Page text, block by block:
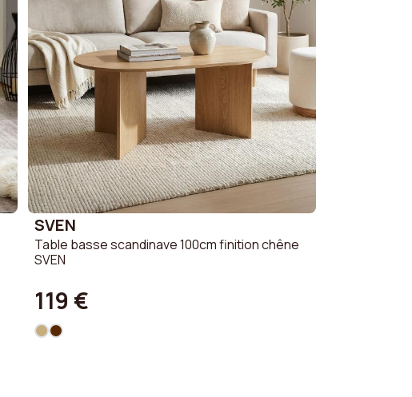
SVEN
Table basse scandinave 100cm finition chêne
SVEN
119 €